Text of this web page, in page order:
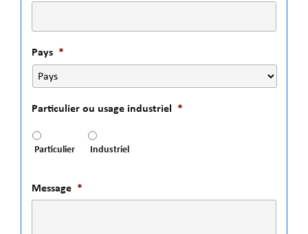
Pays *
Particulier ou usage industriel *
Particulier Industriel
Message *